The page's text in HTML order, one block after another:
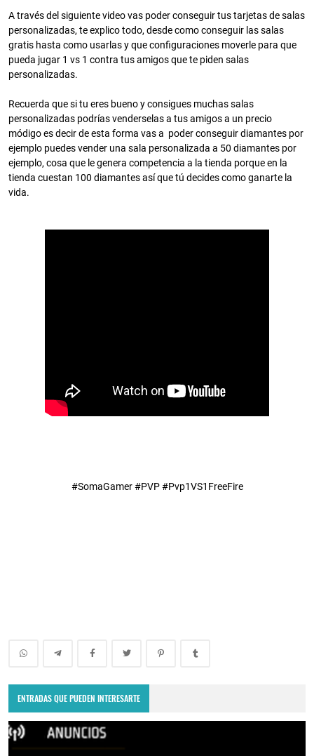
A través del siguiente video vas poder conseguir tus tarjetas de salas
personalizadas, te explico todo, desde como conseguir las salas
gratis hasta como usarlas y que configuraciones moverle para que
pueda jugar 1 vs 1 contra tus amigos que te piden salas
personalizadas.
Recuerda que si tu eres bueno y consigues muchas salas
personalizadas podrías venderselas a tus amigos a un precio
módigo es decir de esta forma vas a poder conseguir diamantes por
ejemplo puedes vender una sala personalizada a 50 diamantes por
ejemplo, cosa que le genera competencia a la tienda porque en la
tienda cuestan 100 diamantes así que tú decides como ganarte la
vida.
#SomaGamer #PVP #Pvp1VS1FreeFire
ENTRADAS QUE PUEDEN INTERESARTE